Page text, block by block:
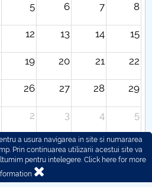
5 6 7 8
12 13 14 15
19 20 21 22
26 27 28 29
2 3 4 5
a usura navigarea in site si numararea
Prin continuarea utilizarii acestui site va
pentru intelegere. Click here for more